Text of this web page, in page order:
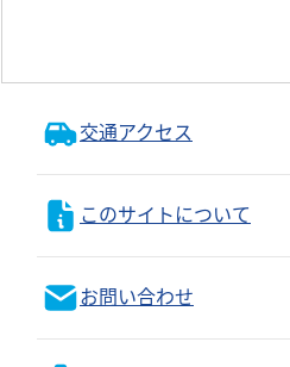
交通アクセス
このサイトについて
お問い合わせ